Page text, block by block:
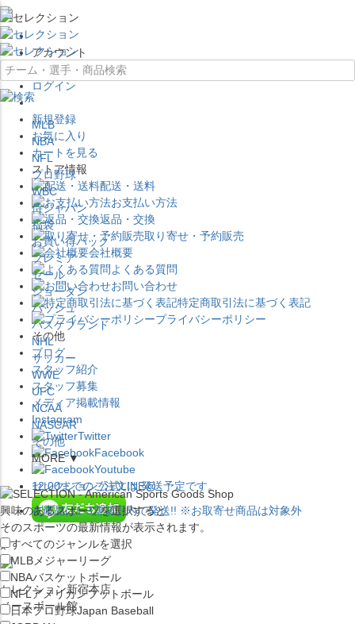
×
アカウント
ログイン
新規登録
お気に入り
カートを見る
ストア情報
配送・送料
お支払い方法
返品・交換
取り寄せ・予約販売
会社概要
よくある質問
お問い合わせ
特定商取引法に基づく表記
プライバシーポリシー
その他
ブログ
スタッフ紹介
スタッフ募集
メディア掲載情報
Instagram
Twitter
Facebook
Youtube
セレクション公式LINE@
×
セレクション新宿本店
ベースボール館
MLB
NBA
NFL
プロ野球
WBC
侍ジャパン
福袋
お買い得パック
プレミア
セール
ジョーダン
バッシュ
バスケブランド
NHL
サッカー
WWE
UFC
NCAA
NASCAR
その他
MORE ▼
12:00までのご注文は発送予定です。
在庫品は1-3営業日内で発送!! ※お取寄せ商品は対象外
興味のあるスポーツを選択すると
そのスポーツの最新情報が表示されます。
すべてのジャンルを選択
MLB メジャーリーグ
NBAバスケットボール
NFLアメリカンフットボール
日本プロ野球Japan Baseball